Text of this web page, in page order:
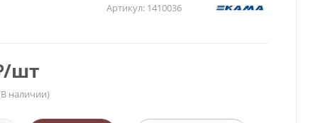
Артикул: 1410036
/шт
наличии)